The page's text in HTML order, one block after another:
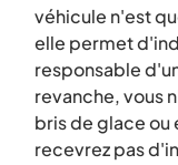
véhicule n'est
elle permet
responsable
revanche, vous
bris de glace ou
recevrez pas